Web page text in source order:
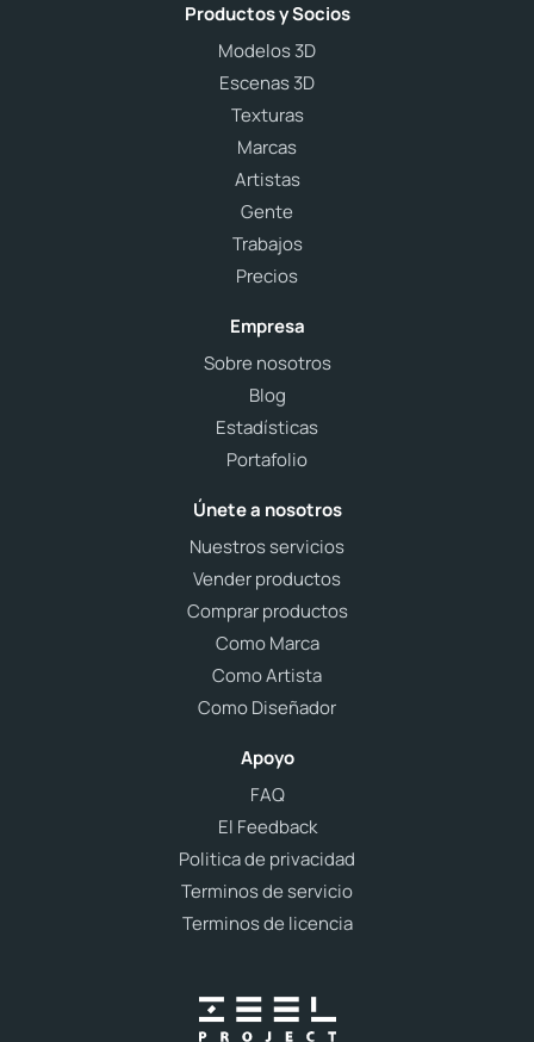
Productos y Socios
Modelos 3D
Escenas 3D
Texturas
Marcas
Artistas
Gente
Trabajos
Precios
Empresa
Sobre nosotros
Blog
Estadísticas
Portafolio
Únete a nosotros
Nuestros servicios
Vender productos
Comprar productos
Como Marca
Como Artista
Como Diseñador
Apoyo
FAQ
El Feedback
Politica de privacidad
Terminos de servicio
Terminos de licencia